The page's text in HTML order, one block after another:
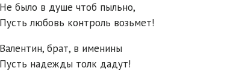
Не было в душе чтоб пыльно,
Пусть любовь контроль возьмет!
Валентин, брат, в именины
Пусть надежды толк дадут!